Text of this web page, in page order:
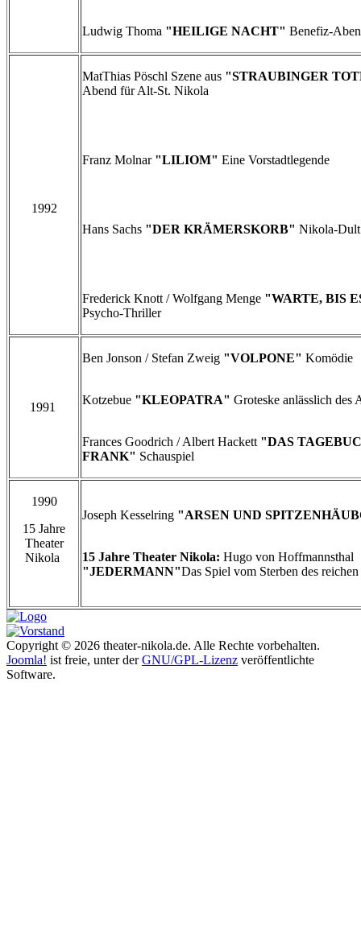
Ludwig Thoma "HEILIGE NACHT" Benefiz-
1992
MatThias Pöschl Szene aus "STRAUBINGER
Abend für Alt-St. Nikola
Franz Molnar "LILIOM" Eine Vorstadtlegende
Hans Sachs "DER KRÄMERSKORB" Nikola-
Frederick Knott / Wolfgang Menge "WARTE, BIS
Psycho-Thriller
1991
Ben Jonson / Stefan Zweig "VOLPONE" Komödie
Kotzebue "KLEOPATRA" Groteske anlässlich des
Frances Goodrich / Albert Hackett "DAS
FRANK" Schauspiel
1990
15 Jahre
Theater
Nikola
Joseph Kesselring "ARSEN UND
15 Jahre Theater Nikola: Hugo von Hoffmannsthal
"JEDERMANN"Das Spiel vom Sterben des
Copyright © 2026 theater-nikola.de. Alle Rechte vorbehalten.
Joomla! ist freie, unter derGNU/GPL-Lizenz veröffentlichte
Software.